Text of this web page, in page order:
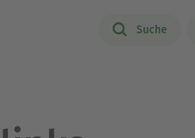
Suche